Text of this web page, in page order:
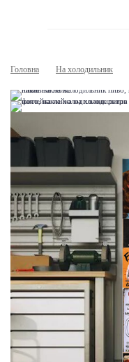
Головна На холодильник